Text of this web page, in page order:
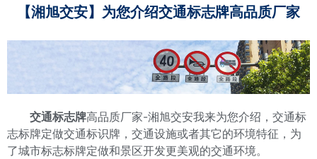
​【湘旭交安】为您介绍交通标志牌高品质厂家
交通标志牌高品质厂家-湘旭交安我来为您介绍，交通标
志标牌定做交通标识牌，交通设施或者其它的环境特征，为
了城市标志标牌定做和景区开发更美观的交通环境。